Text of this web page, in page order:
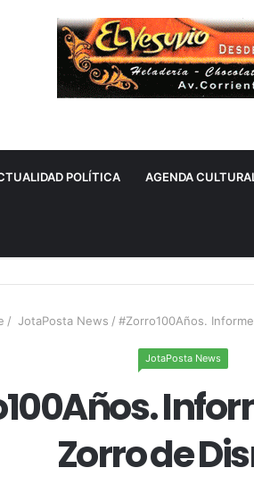
POLÍTICA AGENDA
/ JotaPosta News / #Zorro100Años.
JotaPosta News
Zorro de